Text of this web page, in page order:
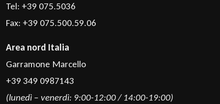
Tel: +39 075.5036
Fax: +39 075.500.59.06
Area nord Italia
Garramone Marcello
+39 349 0987143
(lunedì – venerdì: 9:00-12:00 / 14:00-19:00)